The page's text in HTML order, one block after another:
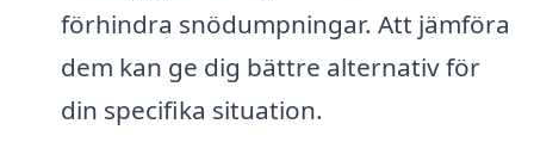
förhindra snödumpningar. Att jämföra
dem kan ge dig bättre alternativ för
din specifika situation.